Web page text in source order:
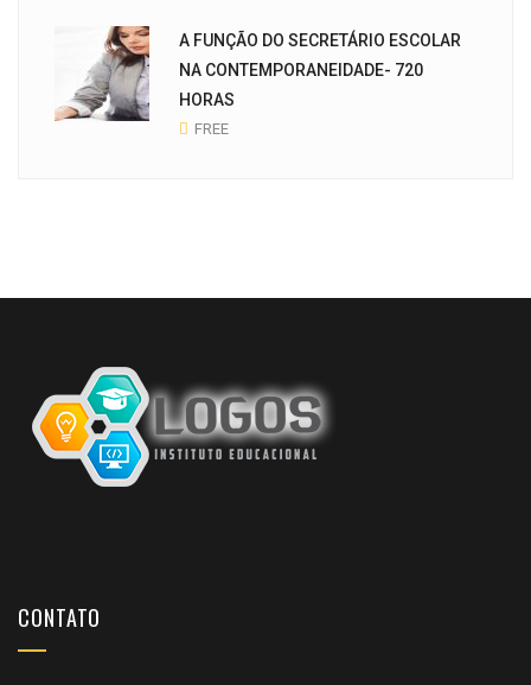
A FUNÇÃO DO SECRETÁRIO ESCOLAR
NA CONTEMPORANEIDADE- 720
HORAS
FREE
CONTATO